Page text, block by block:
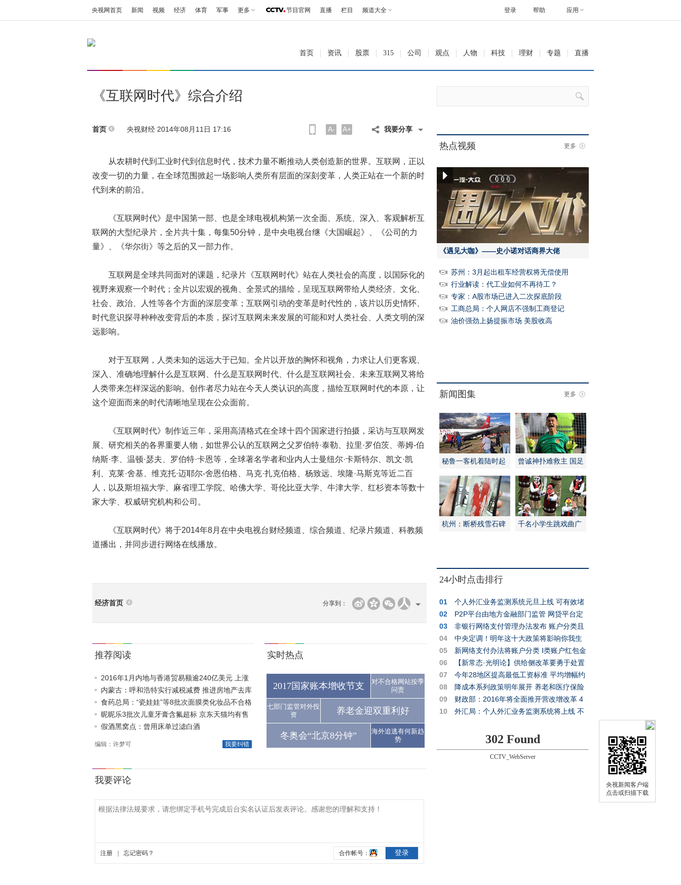
央视新闻客户端
点击或扫描下载
央视网首页 新闻 视频 经济 体育 军事 更多 节目官网 直播 栏目 频道大全 帮助 应用
登录
首页 资讯 股票 315 公司 观点 人物 科技 理财 专题 直播
《互联网时代》综合介绍
首页 央视财经 2014年08月11日 17:16 A- A+ 我要分享
从农耕时代到工业时代到信息时代，技术力量不断推动人类创造新的世界。互联网，正以
改变一切的力量，在全球范围掀起一场影响人类所有层面的深刻变革，人类正站在一个新的时
代到来的前沿。
《互联网时代》是中国第一部、也是全球电视机构第一次全面、系统、深入、客观解析互
联网的大型纪录片，全片共十集，每集50分钟，是中央电视台继《大国崛起》、《公司的力
量》、《华尔街》等之后的又一部力作。
互联网是全球共同面对的课题，纪录片《互联网时代》站在人类社会的高度，以国际化的
视野来观察一个时代；全片以宏观的视角、全景式的描绘，呈现互联网带给人类经济、文化、
社会、政治、人性等各个方面的深层变革；互联网引动的变革是时代性的，该片以历史情怀、
时代意识探寻种种改变背后的本质，探讨互联网未来发展的可能和对人类社会、人类文明的深
远影响。
对于互联网，人类未知的远远大于已知。全片以开放的胸怀和视角，力求让人们更客观、
深入、准确地理解什么是互联网、什么是互联网时代、什么是互联网社会、未来互联网又将给
人类带来怎样深远的影响。创作者尽力站在今天人类认识的高度，描绘互联网时代的本原，让
这个迎面而来的时代清晰地呈现在公众面前。
《互联网时代》制作近三年，采用高清格式在全球十四个国家进行拍摄，采访与互联网发
展、研究相关的各界重要人物，如世界公认的互联网之父罗伯特·泰勒、拉里·罗伯茨、蒂姆-伯
纳斯·李、温顿·瑟夫、罗伯特·卡恩等，全球著名学者和业内人士曼纽尔·卡斯特尔、凯文·凯
利、克莱·舍基、维克托·迈耶尔-舍恩伯格、马克·扎克伯格、杨致远、埃隆·马斯克等近二百
人，以及斯坦福大学、麻省理工学院、哈佛大学、哥伦比亚大学、牛津大学、红杉资本等数十
家大学、权威研究机构和公司。
《互联网时代》将于2014年8月在中央电视台财经频道、综合频道、纪录片频道、科教频
道播出，并同步进行网络在线播放。
经济首页 分享到：
推荐阅读
2016年1月内地与香港贸易额逾240亿美元 上涨
1.1%
内蒙古：呼和浩特实行减税减费 推进房地产去库
存
食药总局：“瓷娃娃”等8批次面膜类化妆品不合格
昵昵乐3批次儿童牙膏含氟超标 京东天猫均有售
假酒黑窝点：曾用床单过滤白酒
我要纠错
编辑：许梦可
实时热点
2017国家账本增收节支
对不合格网站按季
问责
七部门监管对外投
资
养老金迎双重利好
冬奥会“北京8分钟”
海外追逃有何新趋
势
热点视频 更多
《遇见大咖》——史小诺对话商界大佬
苏州：3月起出租车经营权将无偿使用
行业解读：代工业如何不再待工？
专家：A股市场已进入二次探底阶段
工商总局：个人网店不强制工商登记
油价强劲上扬提振市场 美股收高
新闻图集 更多
秘鲁一客机着陆时起
火
曾诚神扑难救主 国足
不敌伊朗
杭州：断桥残雪石碑
千名小学生跳戏曲广
24小时点击排行
01
个人外汇业务监测系统元旦上线 可有效堵
住洗钱漏洞
02
P2P平台由地方金融部门监管 网贷平台定
位为信息中介
03
非银行网络支付管理办法发布 账户分类且
各自权限有别
04
中央定调！明年这十大政策将影响你我生
活
05
新网络支付办法将账户分类 Ⅰ类账户红包金
额不超一千
06
【新常态·光明论】供给侧改革要勇于处置
一批“僵尸”企业
07
今年28地区提高最低工资标准 平均增幅约
14%
08
降成本系列政策明年展开 养老和医疗保险
费率将下调
09
财政部：2016年将全面推开营改增改革 4
行业纳入试点
10
外汇局：个人外汇业务监测系统将上线 不
302 Found
CCTV_WebServer